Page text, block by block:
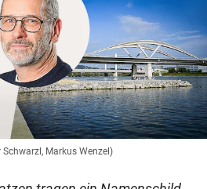
Schwarzl, Markus Wenzel)